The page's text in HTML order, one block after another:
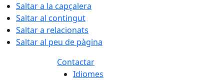
Saltar a la capçalera
Saltar al contingut
Saltar a relacionats
Saltar al peu de pàgina
Contactar
Idiomes